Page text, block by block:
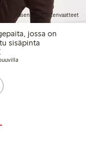
Jäsen: -25% lastenvaatteet
jossa on
sisäpinta
17,99 €